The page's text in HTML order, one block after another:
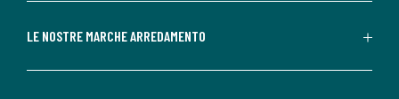
LE NOSTRE MARCHE ARREDAMENTO